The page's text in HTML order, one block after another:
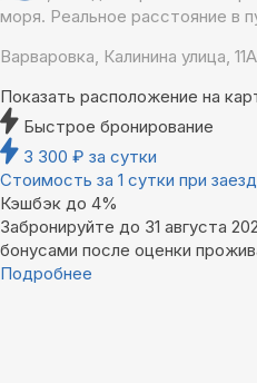
моря. Реальное расстояние в
Варваровка, Калинина улица, 11А
Показать расположение на
Быстрое бронирование
3 300 ₽ за сутки
Стоимость за 1 сутки при
Кэшбэк до 4%
Забронируйте до 31 августа
бонусами после оценки
Подробнее